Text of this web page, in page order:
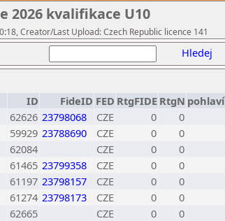
2026 kvalifikace U10
Creator/Last Upload: Czech Republic licence 141
Hledej
ID FideID FED RtgFIDE RtgN pohlaví
62626 23798068 CZE 0 0
59929 23788690 CZE 0 0
62084 CZE 0 0
61465 23799358 CZE 0 0
61197 23798157 CZE 0 0
61274 23798173 CZE 0 0
62665 CZE 0 0